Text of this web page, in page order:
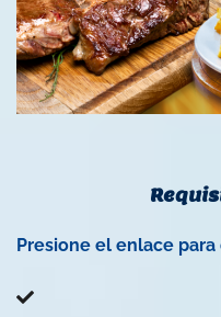
Presione el enlace